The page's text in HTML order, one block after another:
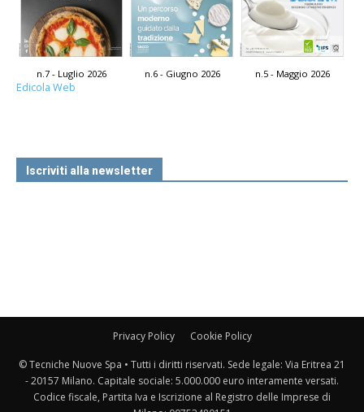
n.7 - Luglio 2026 n.6 - Giugno 2026 n.5 - Maggio 2026
Edicola Web
Iscriviti alla newsletter
Privacy Policy Cookie Policy
© Tecniche Nuove Spa • Tutti i diritti riservati. Sede legale: Via Eritrea 21
- 20157 Milano. Capitale sociale: 5.000.000 euro interamente versati.
Codice fiscale, Partita Iva e Iscrizione al Registro delle Imprese di